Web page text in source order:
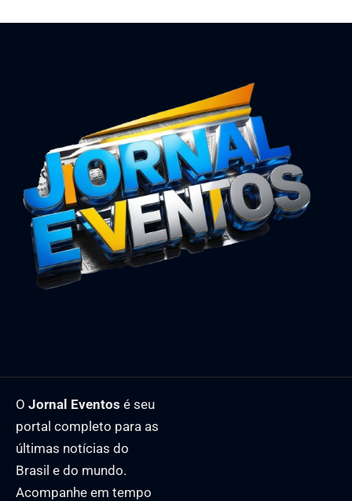
O Jornal Eventos é seu
portal completo para as
últimas notícias do
Brasil e do mundo.
Acompanhe em tempo